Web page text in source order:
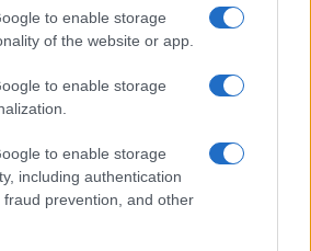
to enable storage
of the website or app.
to enable storage
to enable storage
including authentication
prevention, and other